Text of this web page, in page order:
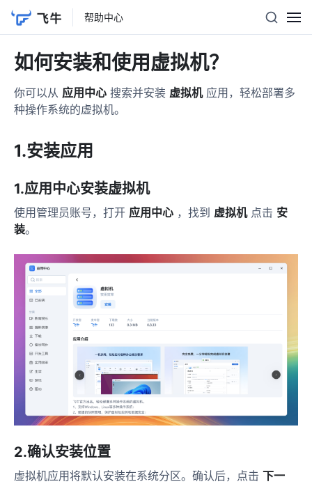
帮助中心
如何安装和使用虚拟机？
你可以从 应用中心 搜索并安装 虚拟机应用，轻松部署多
种操作系统的虚拟机。
1.安装应用
1.应用中心安装虚拟机
使用管理员账号，打开 应用中心 ，找到 虚拟机点击 安
装。
2.确认安装位置
虚拟机应用将默认安装在系统分区。确认后，点击 下一